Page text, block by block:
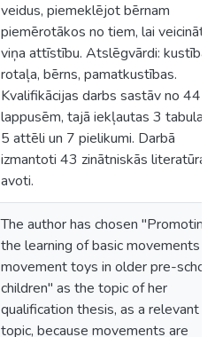
veidus, piemeklējot bērnam
piemērotākos no tiem, lai veicinātu
viņa attīstību. Atslēgvārdi: kustība,
rotaļa, bērns, pamatkustības.
Kvalifikācijas darbs sastāv no 44
lappusēm, tajā iekļautas 3 tabulas,
5 attēli un 7 pielikumi. Darbā
izmantoti 43 zinātniskās literatūras
avoti.
The author has chosen "Promoting
the learning of basic movements in
movement toys in older pre-
children" as the topic of her
qualification thesis, as a relevant
topic, because movements are